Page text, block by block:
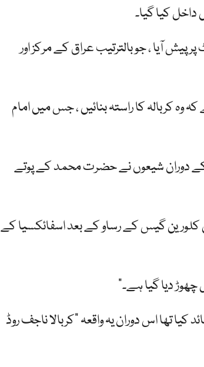
کیا گیا۔
پیش آیا ، جو بالترتیب عراق کے مرکز اور
کربالہ کا راستہ بنائیں ، جس میں امام
گے-سوگ کا 40 دن کا عرصہ جس کے دوران شیعوں نے حضرت محمد کے پوتے
گیس کے رساو کے بعد اسفائکسیا کے
دیا گیا ہے۔”
تھا اس دوران یہ واقعہ "کربالا ناجف روڈ